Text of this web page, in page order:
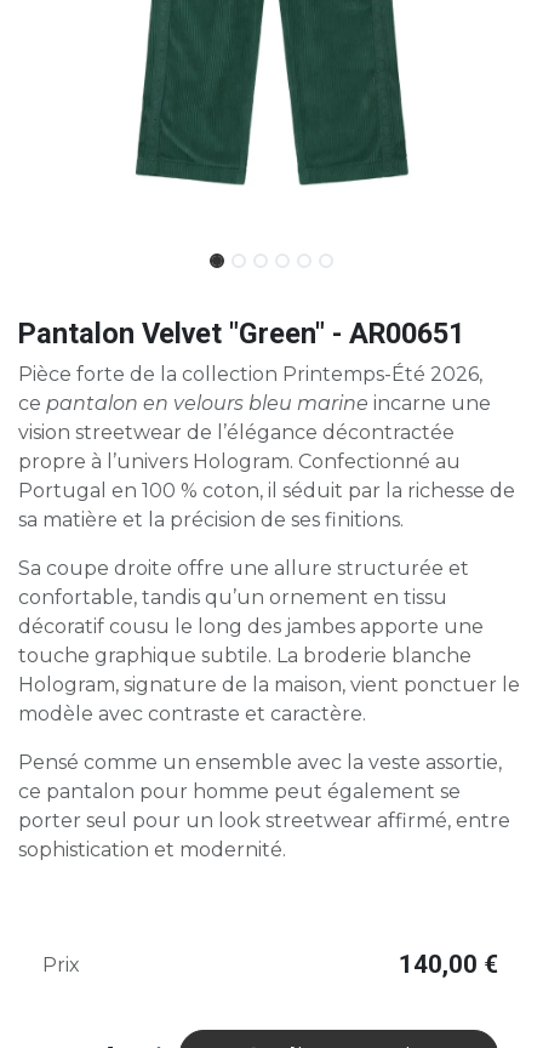
Pantalon Velvet "Green" - AR00651
Pièce forte de la collection Printemps-Été 2026,
ce pantalon en velours bleu marine incarne une
vision streetwear de l’élégance décontractée
propre à l’univers Hologram. Confectionné au
Portugal en 100 % coton, il séduit par la richesse de
sa matière et la précision de ses finitions.
Sa coupe droite offre une allure structurée et
confortable, tandis qu’un ornement en tissu
décoratif cousu le long des jambes apporte une
touche graphique subtile. La broderie blanche
Hologram, signature de la maison, vient ponctuer le
modèle avec contraste et caractère.
Pensé comme un ensemble avec la veste assortie,
ce pantalon pour homme peut également se
porter seul pour un look streetwear affirmé, entre
sophistication et modernité.
Prix 140,00 €